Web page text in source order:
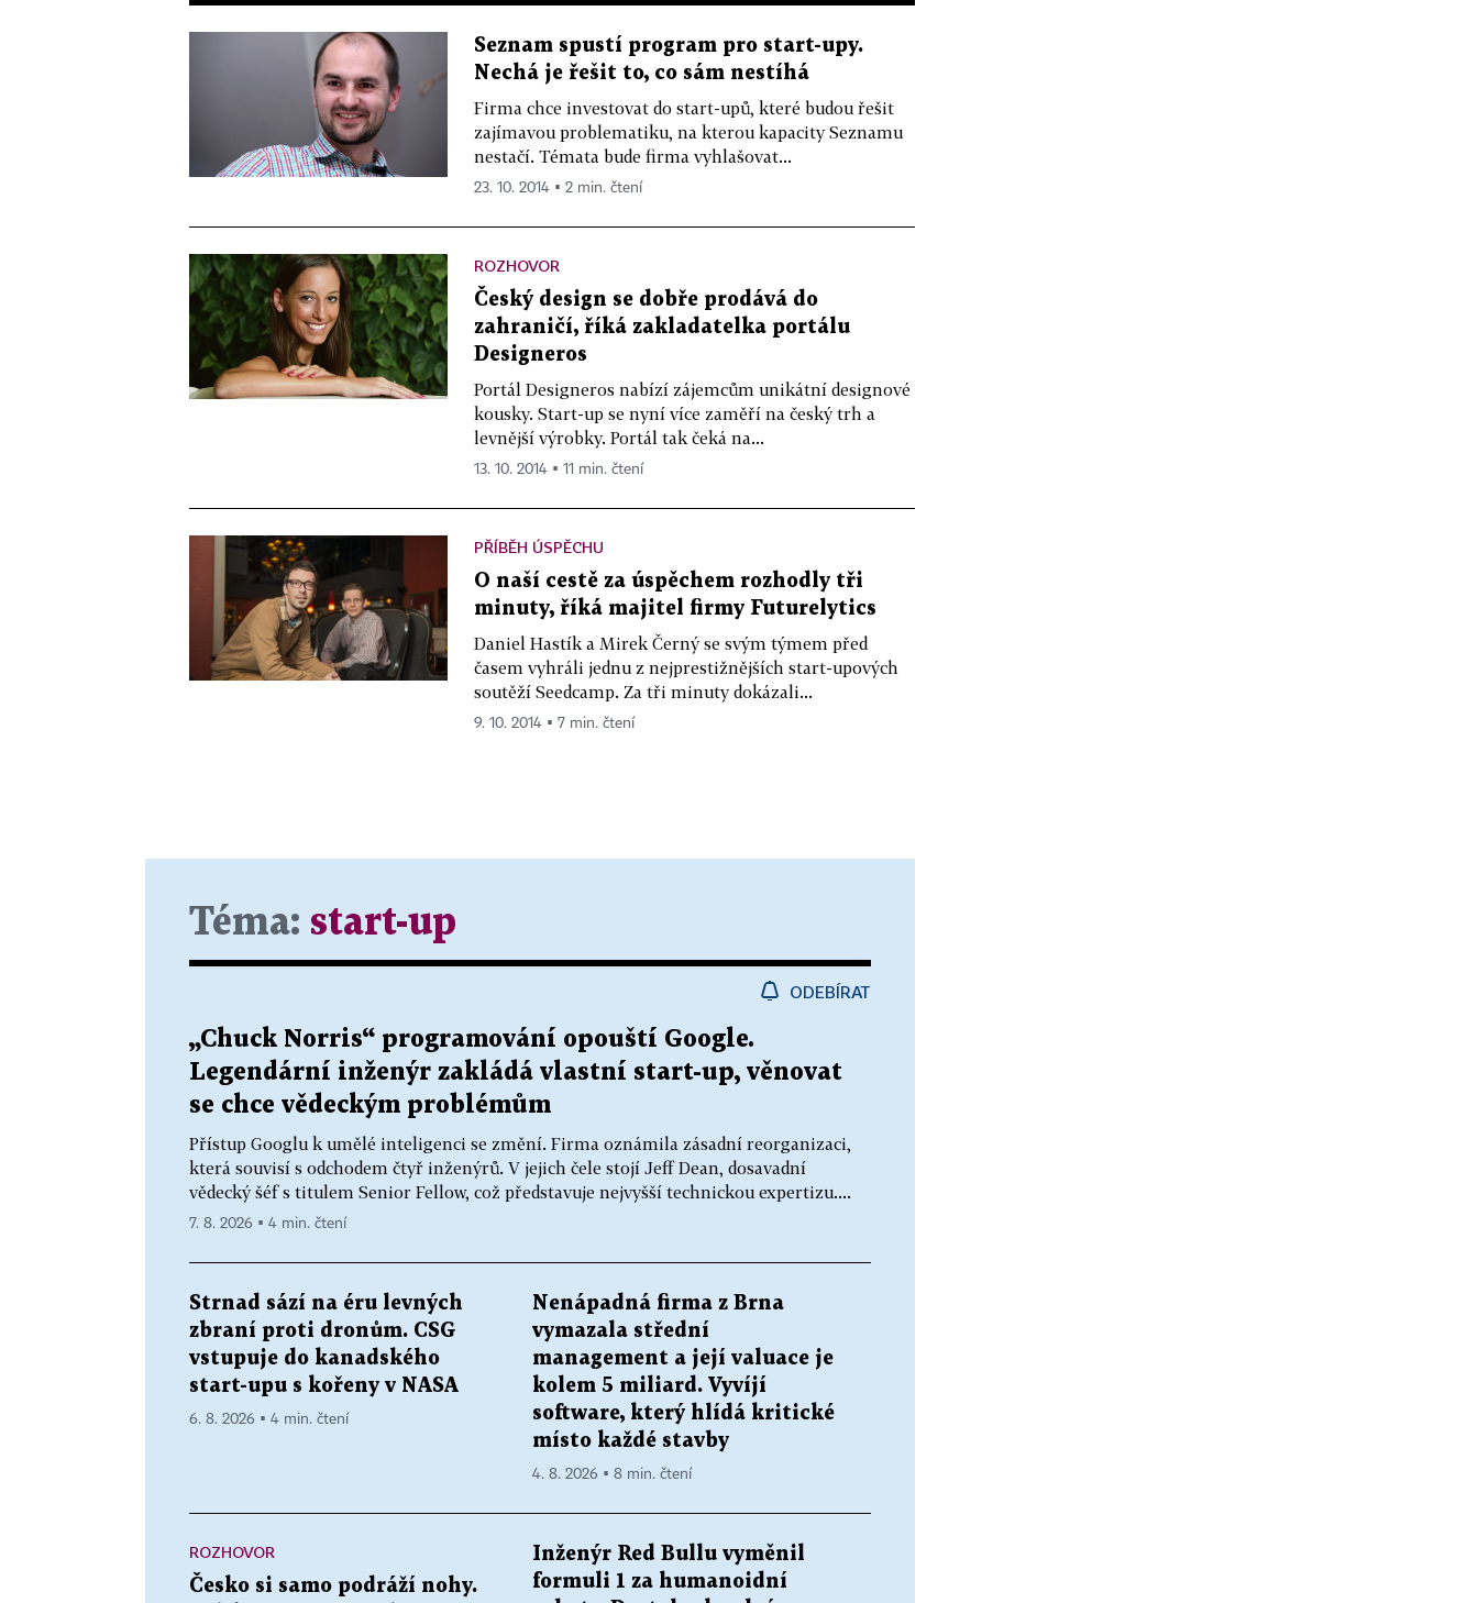
Seznam spustí program pro start-upy.
Nechá je řešit to, co sám nestíhá
Firma chce investovat do start-upů, které budou řešit
zajímavou problematiku, na kterou kapacity Seznamu
nestačí. Témata bude firma vyhlašovat...
23. 10. 2014 ▪ 2 min. čtení
ROZHOVOR
Český design se dobře prodává do
zahraničí, říká zakladatelka portálu
Designeros
Portál Designeros nabízí zájemcům unikátní designové
kousky. Start-up se nyní více zaměří na český trh a
levnější výrobky. Portál tak čeká na...
13. 10. 2014 ▪ 11 min. čtení
PŘÍBĚH ÚSPĚCHU
O naší cestě za úspěchem rozhodly tři
minuty, říká majitel firmy Futurelytics
Daniel Hastík a Mirek Černý se svým týmem před
časem vyhráli jednu z nejprestižnějších start-upových
soutěží Seedcamp. Za tři minuty dokázali...
9. 10. 2014 ▪ 7 min. čtení
Téma: start-up
ODEBÍRAT
„Chuck Norris“ programování opouští Google.
Legendární inženýr zakládá vlastní start-up, věnovat
se chce vědeckým problémům
Přístup Googlu k umělé inteligenci se změní. Firma oznámila zásadní reorganizaci,
která souvisí s odchodem čtyř inženýrů. V jejich čele stojí Jeff Dean, dosavadní
vědecký šéf s titulem Senior Fellow, což představuje nejvyšší technickou expertizu....
7. 8. 2026 ▪ 4 min. čtení
Strnad sází na éru levných
zbraní proti dronům. CSG
vstupuje do kanadského
start-upu s kořeny v NASA
6. 8. 2026 ▪ 4 min. čtení
Nenápadná firma z Brna
vymazala střední
management a její valuace je
kolem 5 miliard. Vyvíjí
software, který hlídá kritické
místo každé stavby
4. 8. 2026 ▪ 8 min. čtení
ROZHOVOR
Česko si samo podráží nohy.
Inženýr Red Bullu vyměnil
formuli 1 za humanoidní